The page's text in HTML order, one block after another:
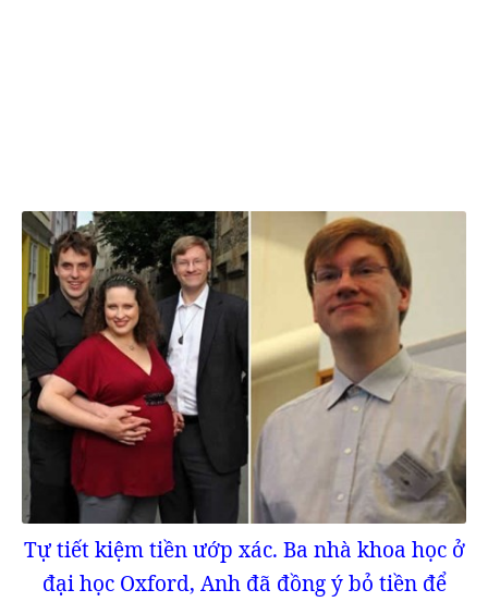
Tự tiết kiệm tiền ướp xác. Ba nhà khoa học ở
đại học Oxford, Anh đã đồng ý bỏ tiền để